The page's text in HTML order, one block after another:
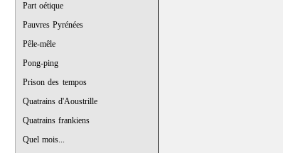
Part oétique
Pauvres Pyrénées
Pêle-mêle
Pong-ping
Prison des tempos
Quatrains d'Aoustrille
Quatrains frankiens
Quel mois...